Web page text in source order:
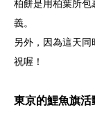
柏餅是用柏葉所包
義。
另外，因為這天
祝喔！
東京的鯉魚旗活